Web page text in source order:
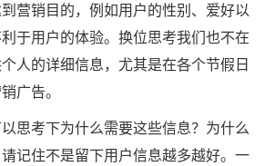
营销目的，例如用户的性别、爱好以
于用户的体验。换位思考我们也不在
人的详细信息，尤其是在各个节假日
广告。
考下为什么需要这些信息？为什么
记住不是留下用户信息越多越好。一